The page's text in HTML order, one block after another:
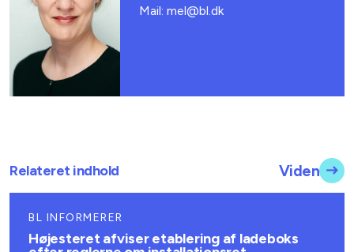
Mail: mel@bl.dk
Relateret indhold Viden
BL INFORMERER
Højesteret afviser etablering af ladeboks